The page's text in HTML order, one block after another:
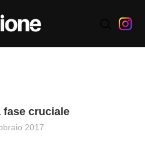
fase cruciale
2017